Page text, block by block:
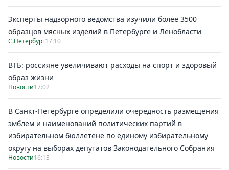
Эксперты надзорного ведомства изучили более 3500
образцов мясных изделий в Петербурге и Ленобласти
С.Петербург17:10
ВТБ: россияне увеличивают расходы на спорт и здоровый
образ жизни
Новости17:02
В Санкт-Петербурге определили очередность размещения
эмблем и наименований политических партий в
избирательном бюллетене по единому избирательному
округу на выборах депутатов Законодательного Собрания
Новости16:13